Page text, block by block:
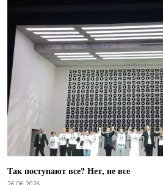
Так поступают все? Нет, не все